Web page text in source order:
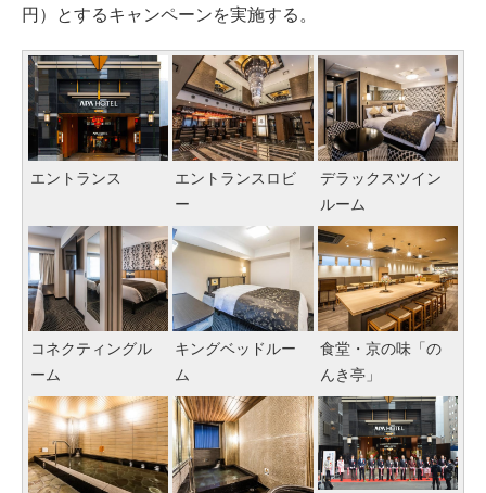
円）とするキャンペーンを実施する。
エントランス
エントランスロビ
ー
デラックスツイン
ルーム
コネクティングル
ーム
キングベッドルー
ム
食堂・京の味「の
んき亭」